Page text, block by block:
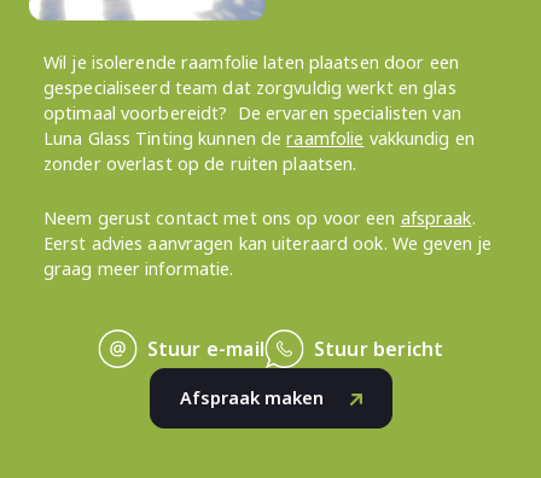
Wil je isolerende raamfolie laten plaatsen door een
gespecialiseerd team dat zorgvuldig werkt en glas
optimaal voorbereidt? De ervaren specialisten van
Luna Glass Tinting kunnen deraamfolie vakkundig en
zonder overlast op de ruiten plaatsen.
Neem gerust contact met ons op voor een afspraak.
Eerst advies aanvragen kan uiteraard ook. We geven je
graag meer informatie.
Stuur e-mail Stuur bericht
Afspraak maken